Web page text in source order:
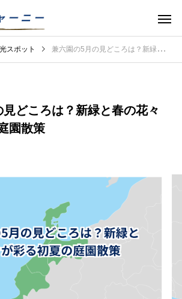
スポット 兼六園の5月の見どころは？新緑と春の花々が彩る初夏の庭園散策
どころは？新緑と春の花々
園散策